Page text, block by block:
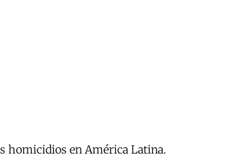
homicidios en América Latina.